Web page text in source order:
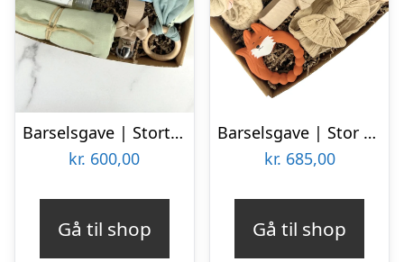
Barselsgave | Stort tillykke | Kanin
kr. 600,00
Gå til shop
Barselsgave | Stor gave med ræv
kr. 685,00
Gå til shop